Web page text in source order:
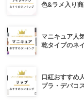
色&ラメ入り
マニキュア人
乾タイプのネ
口紅おすすめ
プラ・デパコ